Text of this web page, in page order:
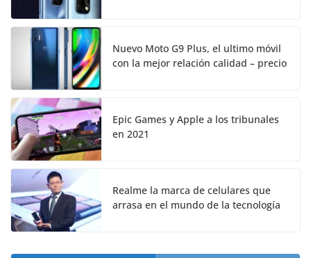
Nuevo Moto G9 Plus, el ultimo móvil
con la mejor relación calidad – precio
Epic Games y Apple a los tribunales
en 2021
Realme la marca de celulares que
arrasa en el mundo de la tecnología